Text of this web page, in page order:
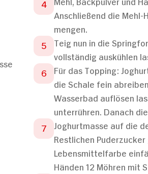
Anschließend die
mengen.
Teig nun in die
vollständig auskühlen
Für das Topping:
die Schale fein
Wasserbad auflösen
unterrühren. Danach
Joghurtmasse auf die
Restlichen
Lebensmittelfarbe
Händen 12 Möhren mit